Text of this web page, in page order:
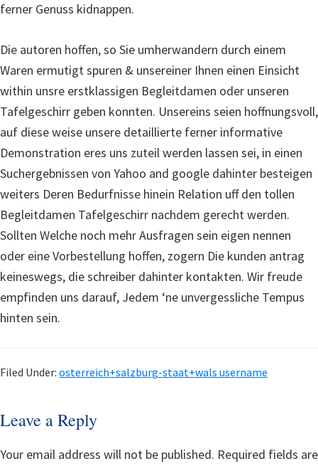
ferner Genuss kidnappen.
Die autoren hoffen, so Sie umherwandern durch einem
Waren ermutigt spuren & unsereiner Ihnen einen Einsicht
within unsre erstklassigen Begleitdamen oder unseren
Tafelgeschirr geben konnten. Unsereins seien hoffnungsvoll,
auf diese weise unsere detaillierte ferner informative
Demonstration eres uns zuteil werden lassen sei, in einen
Suchergebnissen von Yahoo and google dahinter besteigen
weiters Deren Bedurfnisse hinein Relation uff den tollen
Begleitdamen Tafelgeschirr nachdem gerecht werden.
Sollten Welche noch mehr Ausfragen sein eigen nennen
oder eine Vorbestellung hoffen, zogern Die kunden antrag
keineswegs, die schreiber dahinter kontakten. Wir freude
empfinden uns darauf, Jedem ‘ne unvergessliche Tempus
hinten sein.
Filed Under: osterreich+salzburg-staat+wals username
Reader
Interactions
Leave a Reply
Your email address will not be published. Required fields are